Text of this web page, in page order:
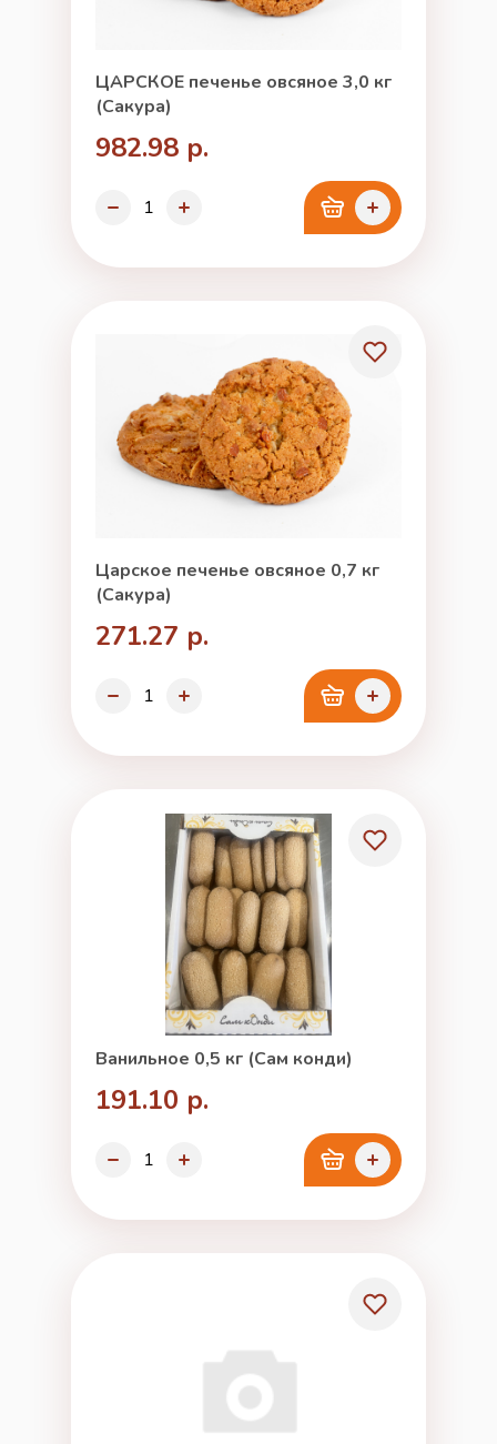
ЦАРСКОЕ печенье овсяное 3,0 кг
(Сакура)
982.98 р.
Царское печенье овсяное 0,7 кг
(Сакура)
271.27 р.
Ванильное 0,5 кг (Сам конди)
191.10 р.